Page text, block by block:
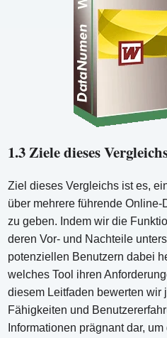
1.3 Ziele dieses
Ziel dieses Vergleichs ist es,
über mehrere führende
zu geben. Indem wir die
deren Vor- und Nachteile
potenziellen Benutzern dabei
welches Tool ihren
diesem Leitfaden bewerten wir
Fähigkeiten und
Informationen prägnant dar,